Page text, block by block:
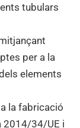
tubulars
per a la
elements
la fabricació
2014/34/UE i